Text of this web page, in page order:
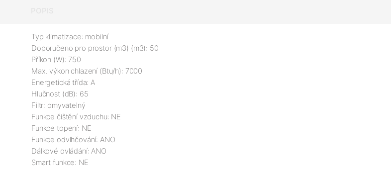
Typ klimatizace: mobilní
Doporučeno pro prostor (m3) (m3): 50
Příkon (W): 750
Max. výkon chlazení (Btu/h): 7000
Energetická třída: A
Hlučnost (dB): 65
Filtr: omyvatelný
Funkce čištění vzduchu: NE
Funkce topení: NE
Funkce odvlhčování: ANO
Dálkové ovládání: ANO
Smart funkce: NE